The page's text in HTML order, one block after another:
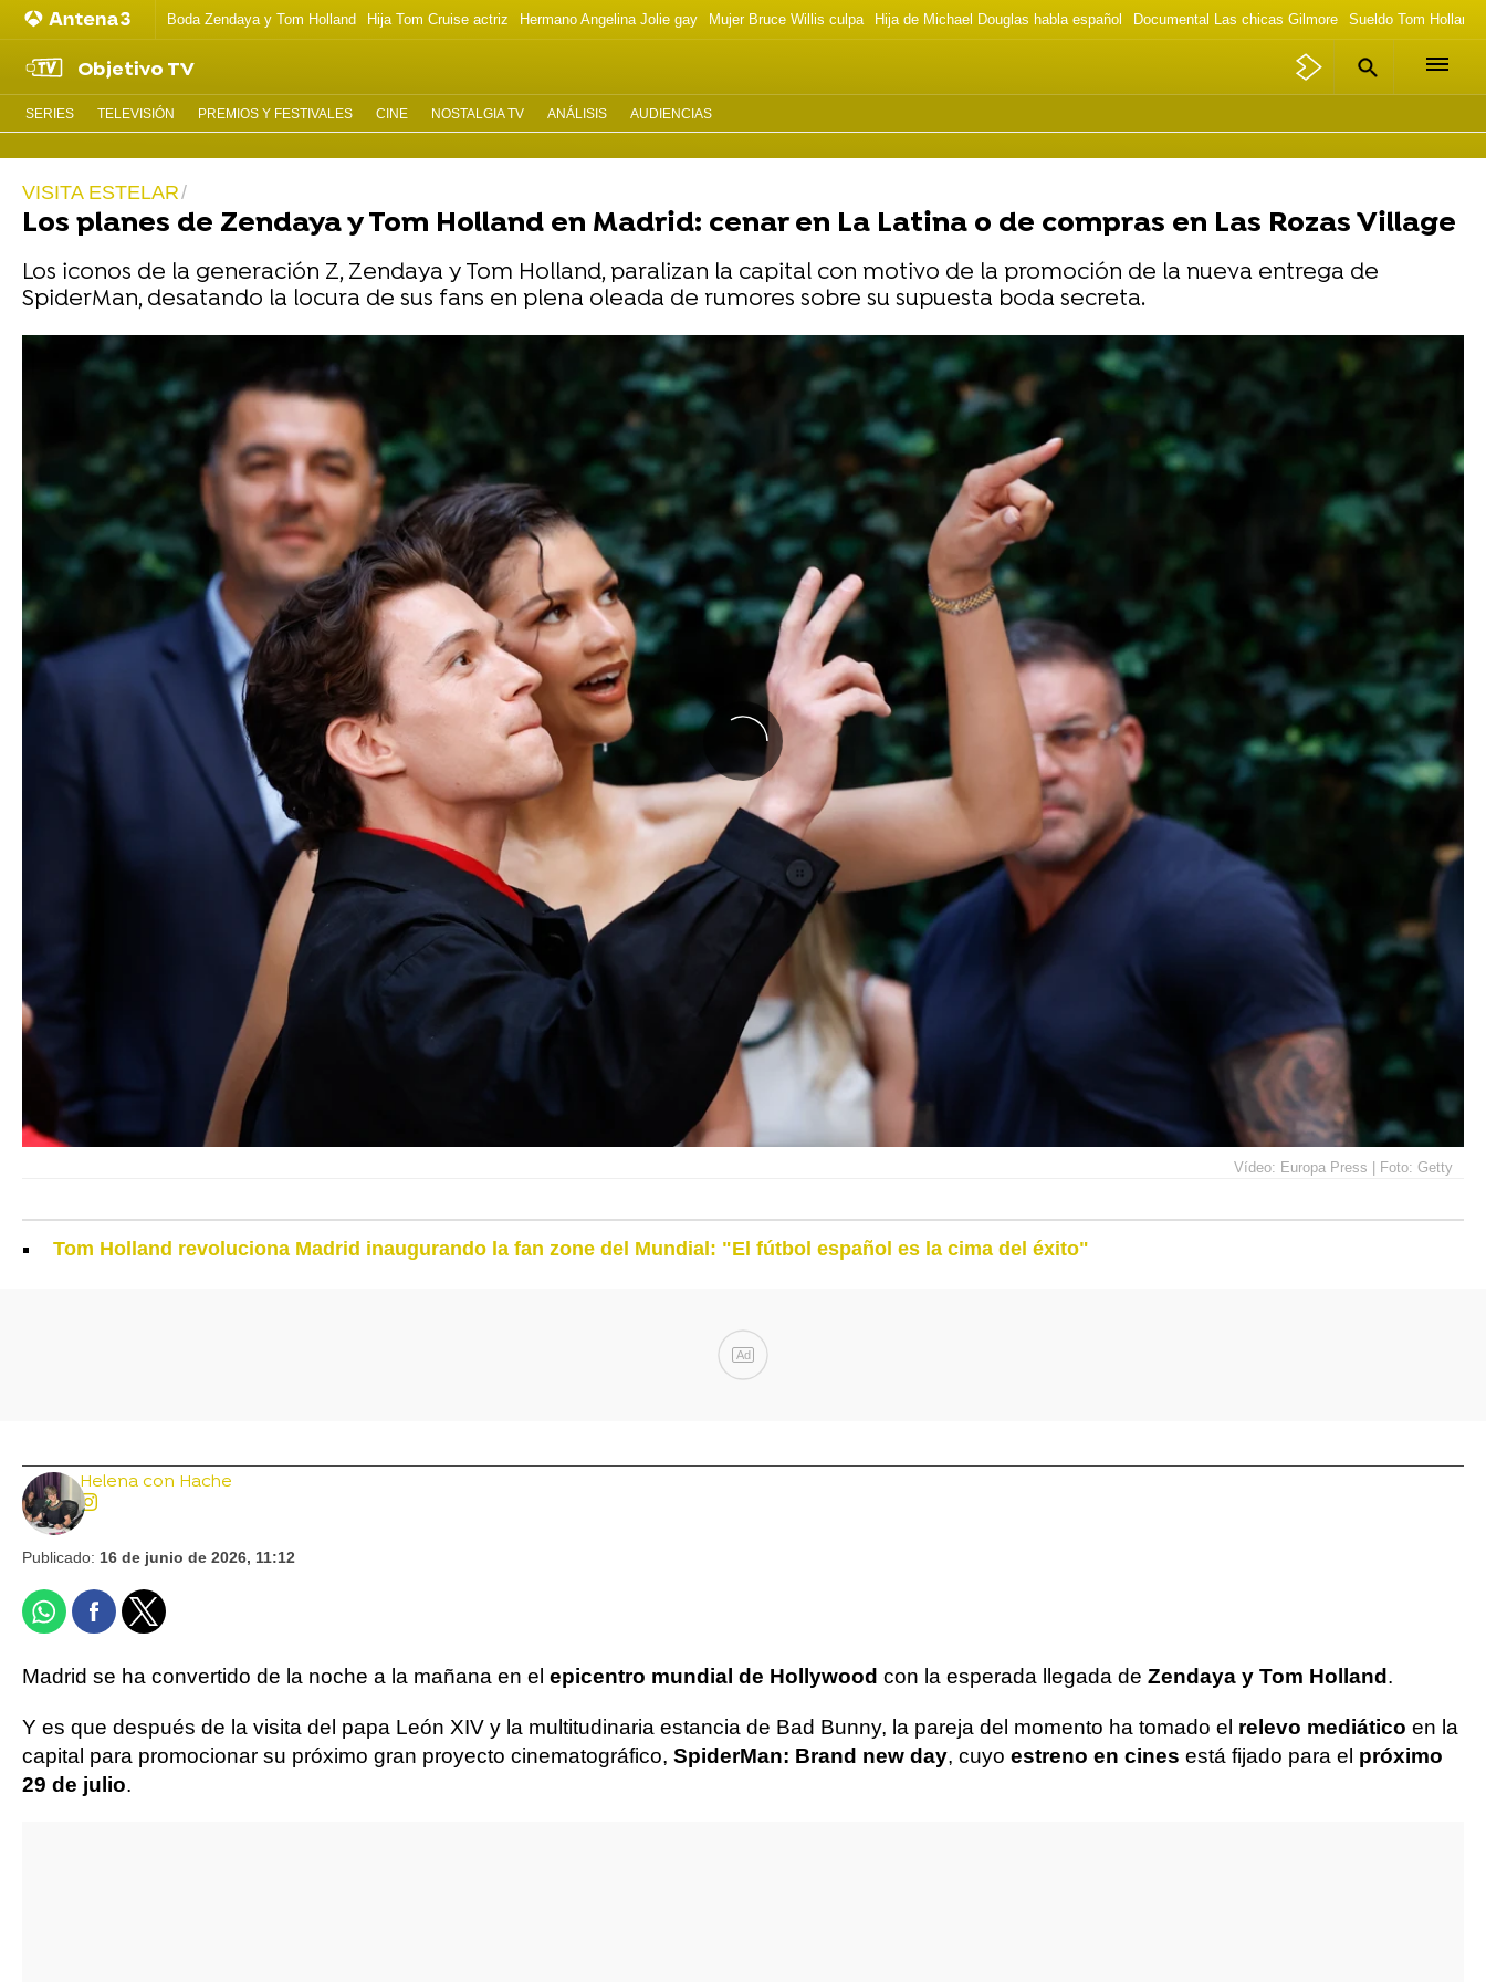
Boda Zendaya y Tom Holland Hija Tom Cruise actriz Hermano Angelina Jolie gay Mujer Bruce Willis culpa Hija de Michael Douglas habla español Documental Las chicas Gilmore Sueldo Tom Holland
Objetivo TV
SERIES TELEVISIÓN PREMIOS Y FESTIVALES CINE NOSTALGIA TV ANÁLISIS AUDIENCIAS
VISITA ESTELAR
Los planes de Zendaya y Tom Holland en Madrid: cenar en La Latina o de compras en Las Rozas Village
Los iconos de la generación Z, Zendaya y Tom Holland, paralizan la capital con motivo de la promoción de la nueva entrega de
SpiderMan, desatando la locura de sus fans en plena oleada de rumores sobre su supuesta boda secreta.
Vídeo: Europa Press | Foto: Getty
Tom Holland revoluciona Madrid inaugurando la fan zone del Mundial: "El fútbol español es la cima del éxito"
Ad
Helena con Hache
Publicado: 16 de junio de 2026, 11:12
Madrid se ha convertido de la noche a la mañana en el epicentro mundial de Hollywood con la esperada llegada de Zendaya y Tom Holland.
Y es que después de la visita del papa León XIV y la multitudinaria estancia de Bad Bunny, la pareja del momento ha tomado el relevo mediático en la
capital para promocionar su próximo gran proyecto cinematográfico, SpiderMan: Brand new day, cuyo estreno en cines está fijado para el próximo
29 de julio.